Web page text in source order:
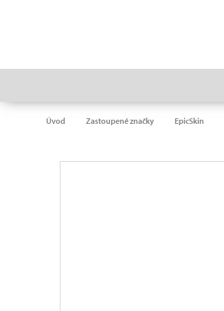
Úvod Zastoupené značky EpicSkin